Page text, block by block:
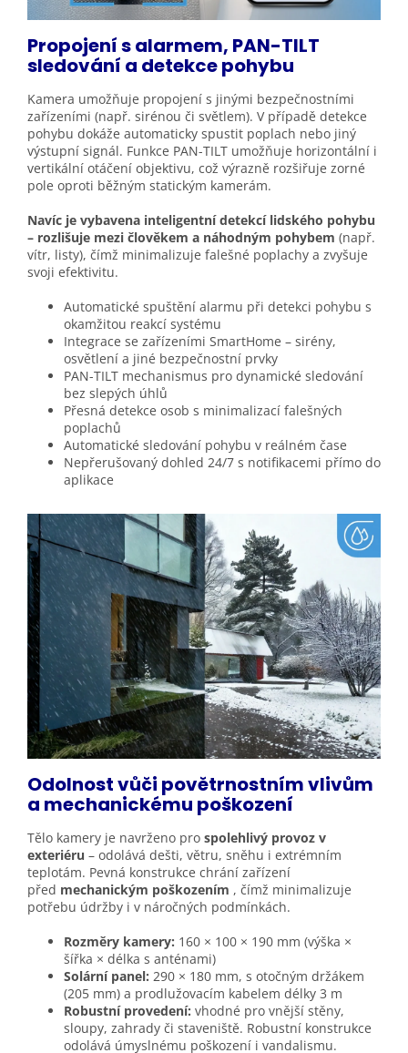
Propojení s alarmem, PAN-TILT
sledování a detekcepohybu
Kamera umožňuje propojení s jinými bezpečnostními
zařízeními (např. sirénou či světlem). V případě detekce
pohybu dokáže automaticky spustit poplach nebo jiný
výstupní signál. Funkce PAN-TILT umožňuje horizontální i
vertikální otáčení objektivu, což výrazně rozšiřuje zorné
pole oproti běžným statickým kamerám.
Navíc je vybavena inteligentní detekcí lidského pohybu
– rozlišuje mezi člověkem a náhodným pohybem (např.
vítr, listy), čímž minimalizuje falešné poplachy a zvyšuje
svoji efektivitu.
Automatické spuštění alarmu při detekci pohybu s
okamžitou reakcí systému
Integrace se zařízeními SmartHome – sirény,
osvětlení a jiné bezpečnostní prvky
PAN-TILT mechanismus pro dynamické sledování
bez slepých úhlů
Přesná detekce osob s minimalizací falešných
poplachů
Automatické sledování pohybu v reálném čase
Nepřerušovaný dohled 24/7 s notifikacemi přímo do
aplikace
Odolnost vůči povětrnostním vlivům
a mechanickému poškození
Tělo kamery je navrženo pro spolehlivý provoz v
exteriéru – odolává dešti, větru, sněhu i extrémním
teplotám. Pevná konstrukce chrání zařízení
před mechanickým poškozením , čímž minimalizuje
potřebu údržby i v náročných podmínkách.
Rozměry kamery: 160 × 100 × 190 mm (výška ×
šířka × délka s anténami)
Solární panel: 290 × 180 mm, s otočným držákem
(205 mm) a prodlužovacím kabelem délky 3 m
Robustní provedení: vhodné pro vnější stěny,
sloupy, zahrady či staveniště. Robustní konstrukce
odolává úmyslnému poškození i vandalismu.